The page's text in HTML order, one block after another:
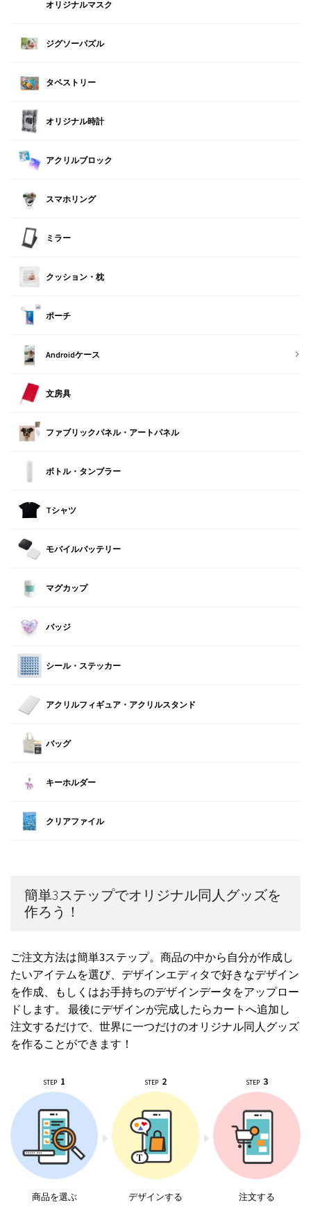
オリジナルマスク
ジグソーパズル
タペストリー
オリジナル時計
アクリルブロック
スマホリング
ミラー
クッション・枕
ポーチ
Androidケース
文房具
ファブリックパネル・アートパネル
ボトル・タンブラー
Tシャツ
モバイルバッテリー
マグカップ
バッジ
シール・ステッカー
アクリルフィギュア・アクリルスタンド
バッグ
キーホルダー
クリアファイル
簡単3ステップでオリジナル同人グッズを
作ろう！
ご注文方法は簡単3ステップ。商品の中から自分が作成し
たいアイテムを選び、デザインエディタで好きなデザイン
を作成、もしくはお手持ちのデザインデータをアップロー
ドします。 最後にデザインが完成したらカートへ追加し
注文するだけで、世界に一つだけのオリジナル同人グッズ
を作ることができます！
STEP 1
商品を選ぶ
STEP 2
デザインする
STEP 3
注文する